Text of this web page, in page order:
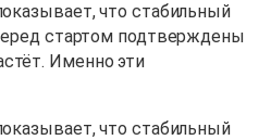
что стабильный
стартом подтверждены
Именно эти
что стабильный